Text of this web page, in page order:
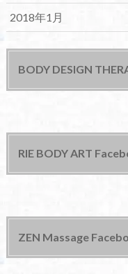
2018年1月
BODY DESIGN
RIE BODY ART
ZEN Massage